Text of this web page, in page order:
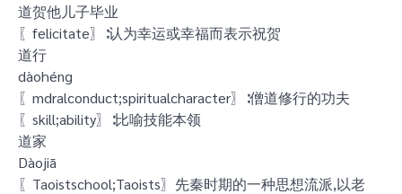
道贺他儿子毕业
〖felicitate〗∶认为幸运或幸福而表示祝贺
道行
dàohéng
〖mdralconduct;spiritualcharacter〗∶僧道修行的功夫
〖skill;ability〗∶比喻技能本领
道家
Dàojiā
〖Taoistschool;Taoists〗先秦时期的一种思想流派,以老